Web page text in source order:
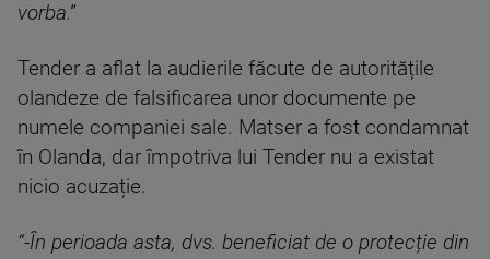
vorba.”
Tender a aflat la audierile făcute de autoritățile
olandeze de falsificarea unor documente pe
numele companiei sale. Matser a fost condamnat
în Olanda, dar împotriva lui Tender nu a existat
nicio acuzație.
“-În perioada asta, dvs. beneficiat de o protecție din